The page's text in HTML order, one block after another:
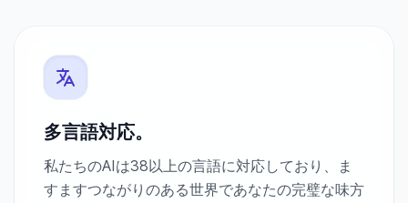
多言語対応。
私たちのAIは38以上の言語に対応しており、ま
すますつながりのある世界であなたの完璧な味方